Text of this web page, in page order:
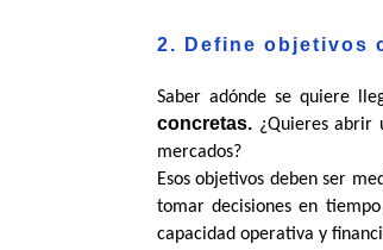
2. Define objetivos
Saber adónde se quiere
concretas. ¿Quieres abrir
mercados?
Esos objetivos deben ser
tomar decisiones en
capacidad operativa y